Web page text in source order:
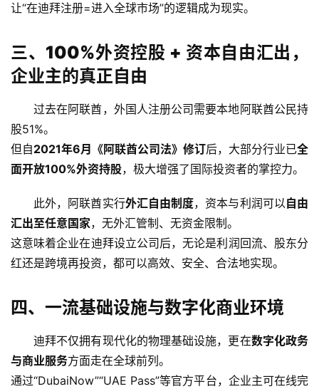
让“在迪拜注册=进入全球市场”的逻辑成为现实。
三、100%外资控股 + 资本自由汇出，
企业主的真正自由
过去在阿联酋，外国人注册公司需要本地阿联酋公民持
股51%。
但自2021年6月《阿联酋公司法》修订后，大部分行业已全
面开放100%外资持股，极大增强了国际投资者的掌控力。
此外，阿联酋实行外汇自由制度，资本与利润可以自由
汇出至任意国家，无外汇管制、无资金限制。
这意味着企业在迪拜设立公司后，无论是利润回流、股东分
红还是跨境再投资，都可以高效、安全、合法地实现。
四、一流基础设施与数字化商业环境
迪拜不仅拥有现代化的物理基础设施，更在数字化政务
与商业服务方面走在全球前列。
通过“DubaiNow”“UAE Pass”等官方平台，企业主可在线完